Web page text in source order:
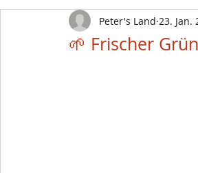
🌱 Frischer
Peter's Land 23. Jan.